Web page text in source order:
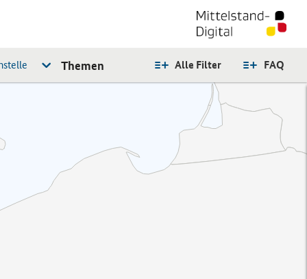
FAQ
Alle Filter
Themen